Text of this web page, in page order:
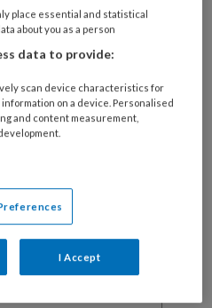
aan en lees 2
per maand
Log dan in
place essential and statistical
about you as a person
data to provide:
scan device characteristics for
on a device. Personalised
and content measurement,
I Accept